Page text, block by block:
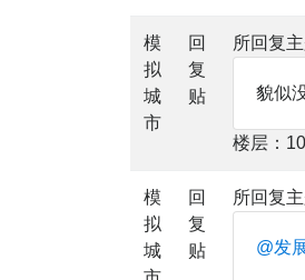
模
拟
城
市
回
复
贴
所回复主
貌似
楼层：
模
拟
城
回
复
贴
所回复主
@发